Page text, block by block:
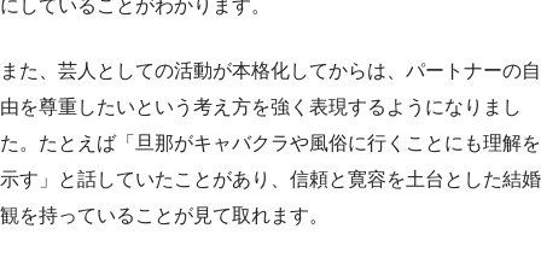
にしていることがわかります。
また、芸人としての活動が本格化してからは、パートナーの自
由を尊重したいという考え方を強く表現するようになりまし
た。たとえば「旦那がキャバクラや風俗に行くことにも理解を
示す」と話していたことがあり、信頼と寛容を土台とした結婚
観を持っていることが見て取れます。